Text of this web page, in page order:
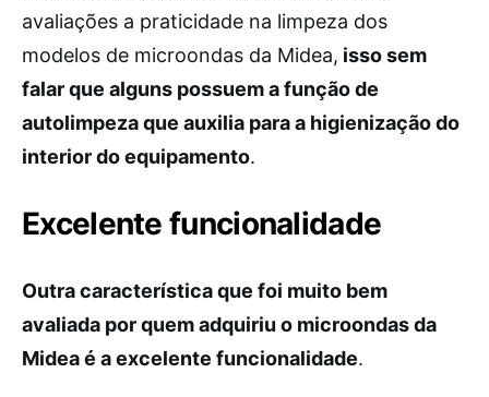
avaliações a praticidade na limpeza dos
modelos de microondas da Midea, isso sem
falar que alguns possuem a função de
autolimpeza que auxilia para a higienização do
interior do equipamento.
Excelente funcionalidade
Outra característica que foi muito bem
avaliada por quem adquiriu o microondas da
Midea é a excelente funcionalidade.